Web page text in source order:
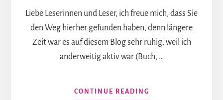
Liebe Leserinnen und Leser, ich freue mich, dass Sie
den Weg hierher gefunden haben, denn längere
Zeit war es auf diesem Blog sehr ruhig, weil ich
anderweitig aktiv war (Buch, …
CONTINUE READING